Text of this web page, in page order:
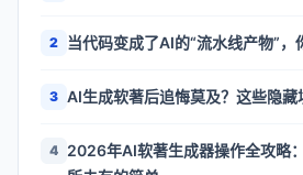
2 当代码变成了AI的“流水线产物”，
3 AI生成软著后追悔莫及？这些隐藏
4 2026年AI软著生成器操作全攻略